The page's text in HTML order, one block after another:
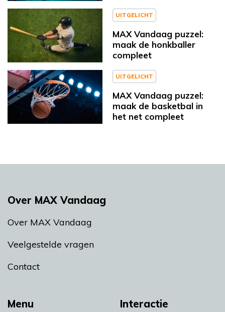
UITGELICHT
MAX Vandaag puzzel:
maak de honkballer
compleet
UITGELICHT
MAX Vandaag puzzel:
maak de basketbal in
het net compleet
Menu Interactie
Over MAX Vandaag
Over MAX Vandaag
Veelgestelde vragen
Contact